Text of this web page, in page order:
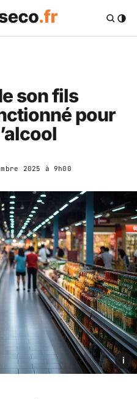
son fils
pour
2025 à 9h00
i